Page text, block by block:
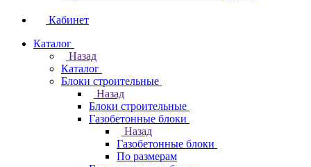
Кабинет
Каталог
Назад
Каталог
Блоки строительные
Назад
Блоки строительные
Газобетонные блоки
Назад
Газобетонные блоки
По размерам